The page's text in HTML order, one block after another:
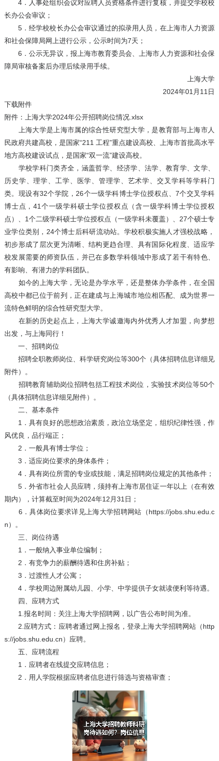
4．人事处组织会议对应聘人员资格条件进行复核，并提交学校校
长办公会审议；
5．经学校校长办公会审议通过的拟录用人员，在上海市人力资源
和社会保障局网上进行公示，公示时间为7天；
6．公示无异议，报上海市教育委员会、上海市人力资源和社会保
障局审核备案后办理后续录用手续。
上海大学
2024年01月11日
下载附件
附件：上海大学2024年公开招聘岗位情况.xlsx
上海大学是上海市属的综合性研究型大学，是教育部与上海市人
民政府共建高校，是国家“211 工程”重点建设高校、上海市首批高水平
地方高校建设试点，是国家“双一流”建设高校。
学校学科门类齐全，涵盖哲学、经济学、法学、教育学、文学、
历史学、理学、工学、医学、管理学、艺术学、交叉学科等学科门
类。现设有32个学院，26个一级学科博士学位授权点、7个交叉学科
博士点，41个一级学科硕士学位授权点（含一级学科博士学位授权
点）、1个二级学科硕士学位授权点（一级学科未覆盖）、27个硕士专
业学位类别，24个博士后科研流动站。学校积极实施人才强校战略，
初步形成了层次更为清晰、结构更趋合理、具有国际化程度、适应学
校发展需要的师资队伍，并已在多数学科领域中形成了若干有特色、
有影响、有潜力的学科团队。
如今的上海大学，无论是办学水平，还是整体办学条件，在全国
高校中都已位于前列，正在建成与上海城市地位相匹配、成为世界一
流特色鲜明的综合性研究型大学。
在新的历史起点上，上海大学诚邀海内外优秀人才加盟，向梦想
出发，与上海同行！
一、招聘岗位
招聘全职教师岗位、科学研究岗位等300个（具体招聘信息详细见
附件）。
招聘教育辅助岗位招聘包括工程技术岗位，实验技术岗位等50个
（具体招聘信息详细见附件）。
二、基本条件
1．具有良好的思想政治素质，政治立场坚定，组织纪律性强，作
风优良，品行端正；
2．一般具有博士学位；
3．适应岗位要求的身体条件；
4．具有岗位所需的专业或技能，满足招聘岗位规定的其他条件；
5．外省市社会人员应聘，须持有上海市居住证一年以上（在有效
期内），计算截至时间为2024年12月31日；
6．具体岗位要求详见上海大学招聘网站（https://jobs.shu.edu.c
n）。
三、岗位待遇
1．一般纳入事业单位编制；
2．有竞争力的薪酬待遇和住房补贴；
3．过渡性人才公寓；
4．学校周边附属幼儿园、小学、中学提供子女就读便利等待遇。
四、应聘方式
1.报名时间：关注上海大学招聘网，以广告公布时间为准。
2.应聘方式：应聘者通过网上报名，登录上海大学招聘网站（http
s://jobs.shu.edu.cn）应聘。
五、应聘流程
1．应聘者在线提交应聘信息；
2．用人学院根据应聘者信息进行筛选与资格审查；